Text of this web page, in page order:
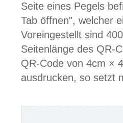
Seite eines Pegels
Tab öffnen", welcher
Voreingestellt sind
Seitenlänge des QR-
QR-Code von 4cm ×
ausdrucken, so setzt